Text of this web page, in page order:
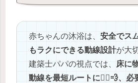
赤ちゃんの沐浴は、 安全でス
もラクにできる動線設計が大
建築士パパの視点では、
床に
動線を最短ルートに🏃‍♂️💨、必